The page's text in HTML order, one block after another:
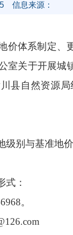
信息来源：
价体系制定、
室关于开展城
县自然资源
级别与基准地
式：
。